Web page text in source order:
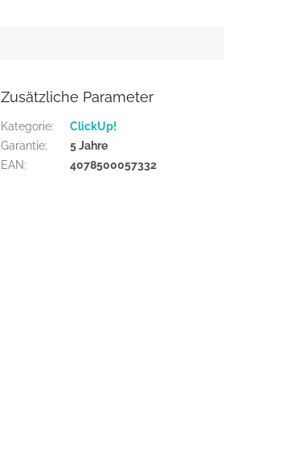
Zusätzliche Parameter
Kategorie:
ClickUp!
Garantie:
5 Jahre
EAN: 4078500057332